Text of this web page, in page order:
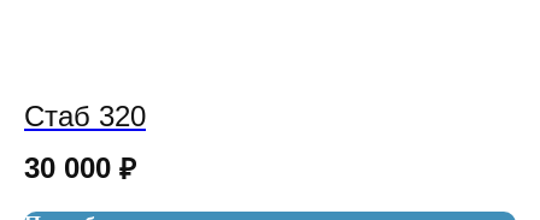
Стаб 320
30 000 ₽